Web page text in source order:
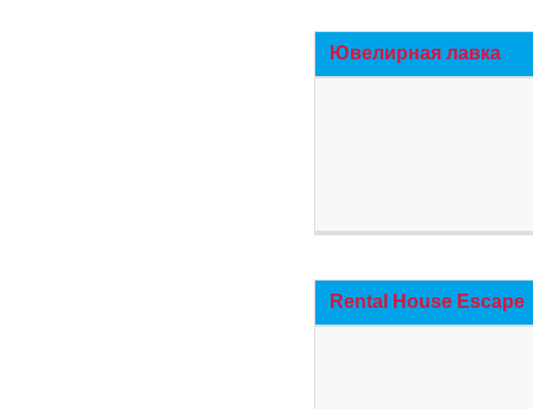
Ювелирная лавка
Rental House Escape